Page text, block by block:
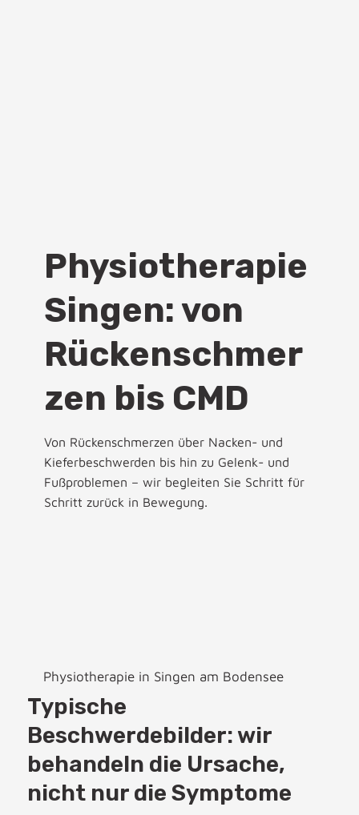
Physiotherapie
Singen: von
Rückenschmer
zen bis CMD
Von Rückenschmerzen über Nacken- und
Kieferbeschwerden bis hin zu Gelenk- und
Fußproblemen – wir begleiten Sie Schritt für
Schritt zurück in Bewegung.
Physiotherapie in Singen am Bodensee
Typische
Beschwerdebilder: wir
behandeln die Ursache,
nicht nur die Symptome